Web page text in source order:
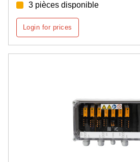
3 pièces disponible
Login for prices